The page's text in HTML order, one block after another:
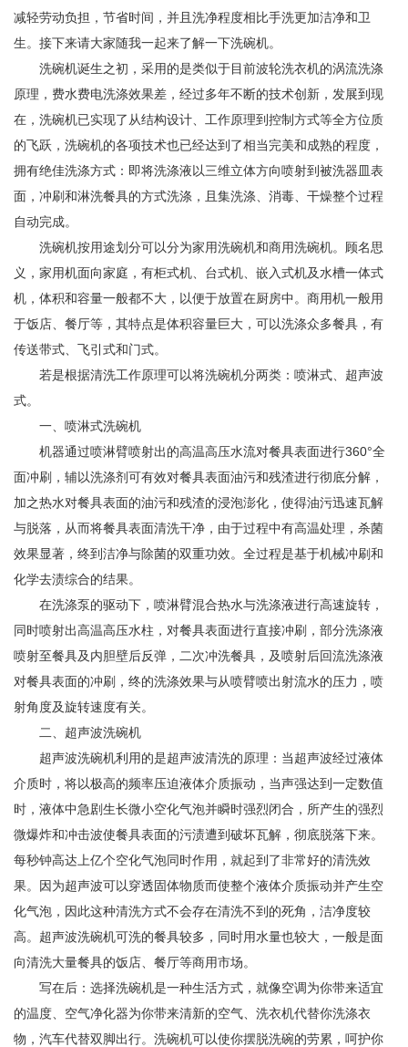
减轻劳动负担，节省时间，并且洗净程度相比手洗更加洁净和卫
生。接下来请大家随我一起来了解一下洗碗机。
洗碗机诞生之初，采用的是类似于目前波轮洗衣机的涡流洗涤
原理，费水费电洗涤效果差，经过多年不断的技术创新，发展到现
在，洗碗机已实现了从结构设计、工作原理到控制方式等全方位质
的飞跃，洗碗机的各项技术也已经达到了相当完美和成熟的程度，
拥有绝佳洗涤方式：即将洗涤液以三维立体方向喷射到被洗器皿表
面，冲刷和淋洗餐具的方式洗涤，且集洗涤、消毒、干燥整个过程
自动完成。
洗碗机按用途划分可以分为家用洗碗机和商用洗碗机。顾名思
义，家用机面向家庭，有柜式机、台式机、嵌入式机及水槽一体式
机，体积和容量一般都不大，以便于放置在厨房中。商用机一般用
于饭店、餐厅等，其特点是体积容量巨大，可以洗涤众多餐具，有
传送带式、飞引式和门式。
若是根据清洗工作原理可以将洗碗机分两类：喷淋式、超声波
式。
一、喷淋式洗碗机
机器通过喷淋臂喷射出的高温高压水流对餐具表面进行360°全
面冲刷，辅以洗涤剂可有效对餐具表面油污和残渣进行彻底分解，
加之热水对餐具表面的油污和残渣的浸泡澎化，使得油污迅速瓦解
与脱落，从而将餐具表面清洗干净，由于过程中有高温处理，杀菌
效果显著，终到洁净与除菌的双重功效。全过程是基于机械冲刷和
化学去渍综合的结果。
在洗涤泵的驱动下，喷淋臂混合热水与洗涤液进行高速旋转，
同时喷射出高温高压水柱，对餐具表面进行直接冲刷，部分洗涤液
喷射至餐具及内胆壁后反弹，二次冲洗餐具，及喷射后回流洗涤液
对餐具表面的冲刷，终的洗涤效果与从喷臂喷出射流水的压力，喷
射角度及旋转速度有关。
二、超声波洗碗机
超声波洗碗机利用的是超声波清洗的原理：当超声波经过液体
介质时，将以极高的频率压迫液体介质振动，当声强达到一定数值
时，液体中急剧生长微小空化气泡并瞬时强烈闭合，所产生的强烈
微爆炸和冲击波使餐具表面的污渍遭到破坏瓦解，彻底脱落下来。
每秒钟高达上亿个空化气泡同时作用，就起到了非常好的清洗效
果。因为超声波可以穿透固体物质而使整个液体介质振动并产生空
化气泡，因此这种清洗方式不会存在清洗不到的死角，洁净度较
高。超声波洗碗机可洗的餐具较多，同时用水量也较大，一般是面
向清洗大量餐具的饭店、餐厅等商用市场。
写在后：选择洗碗机是一种生活方式，就像空调为你带来适宜
的温度、空气净化器为你带来清新的空气、洗衣机代替你洗涤衣
物，汽车代替双脚出行。洗碗机可以使你摆脱洗碗的劳累，呵护你